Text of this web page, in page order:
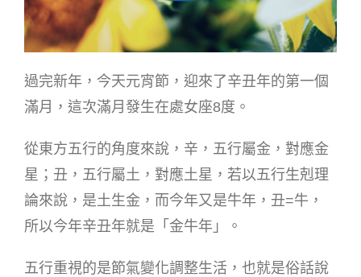
過完新年，今天元宵節，迎來了辛丑年的第一個
滿月，這次滿月發生在處女座8度。
從東方五行的角度來說，辛，五行屬金，對應金
星；丑，五行屬土，對應土星，若以五行生剋理
論來說，是土生金，而今年又是牛年，丑=牛，
所以今年辛丑年就是「金牛年」。
五行重視的是節氣變化調整生活，也就是俗話說